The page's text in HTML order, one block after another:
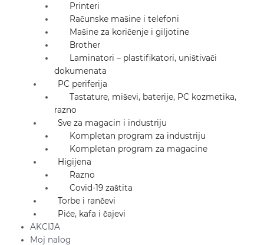
Printeri
Računske mašine i telefoni
Mašine za koričenje i giljotine
Brother
Laminatori – plastifikatori, uništivači
dokumenata
PC periferija
Tastature, miševi, baterije, PC kozmetika,
razno
Sve za magacin i industriju
Kompletan program za industriju
Kompletan program za magacine
Higijena
Razno
Covid-19 zaštita
Torbe i rančevi
Piće, kafa i čajevi
AKCIJA
Moj nalog